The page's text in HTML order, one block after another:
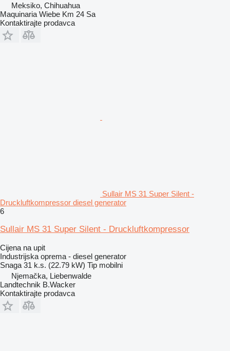
Meksiko, Chihuahua
Maquinaria Wiebe Km 24 Sa
Kontaktirajte prodavca
Sullair MS 31 Super Silent -
Druckluftkompressor diesel generator
6
Sullair MS 31 Super Silent - Druckluftkompressor
Cijena na upit
Industrijska oprema - diesel generator
Snaga 31 k.s. (22.79 kW) Tip mobilni
Njemačka, Liebenwalde
Landtechnik B.Wacker
Kontaktirajte prodavca